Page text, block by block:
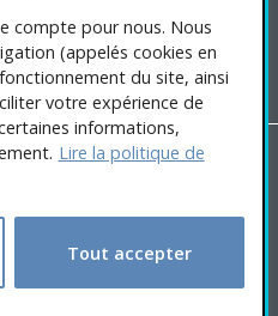
compte pour nous. Nous
(appelés cookies en
du site, ainsi
votre expérience de
informations,
Lire la politique de
Tout accepter
. Tous droits réservés.
Conception :Ekloweb